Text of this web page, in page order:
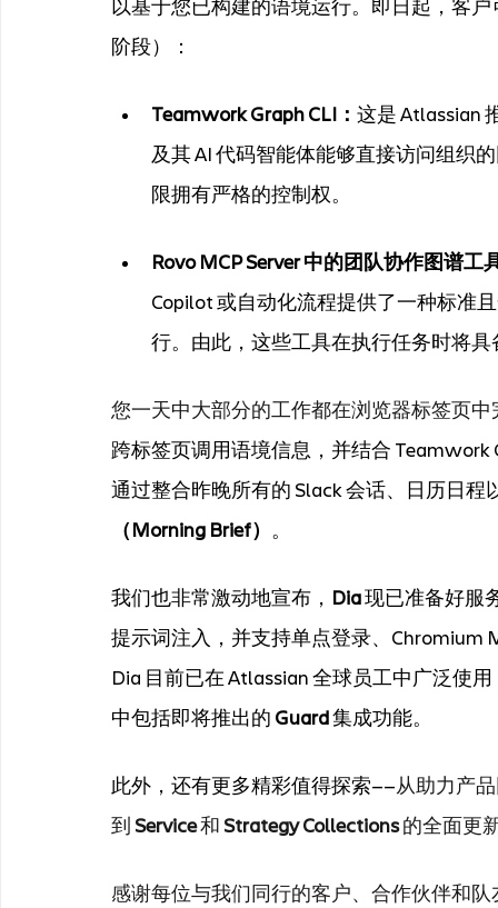
以基于您已构建的语境运行。即日起，客
阶段）：
Teamwork Graph CLI： 这是 Atlassian
及其 AI 代码智能体能够直接访问组织
限拥有严格的控制权。
Rovo MCP Server 中的团队协作图谱工
Copilot 或自动化流程提供了一种标准
行。由此，这些工具在执行任务时将
您一天中大部分的工作都在浏览器标签页
跨标签页调用语境信息，并结合
通过整合昨晚所有的 Slack 会话、日历日
（Morning Brief） 。
我们也非常激动地宣布， Dia 现已准备好服
提示词注入，并支持单点登录、Chromium
Dia 目前已在 Atlassian 全球员工中广泛使
中包括即将推出的 Guard 集成功能。
此外，还有更多精彩值得探索——从助力产
到 Service 和 Strategy Collections 的全面更
感谢每位与我们同行的客户、合作伙伴和队